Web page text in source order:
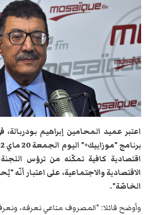
اعتبر عميد المحامين إبراهيم
اقتصادية كافية تمكّنه من ترؤس
الاقتصادية والاجتماعية، على اعتبار أنّه
الخاصّة".
وأوضح قائلا: "المصروف متاعي نعرفه،